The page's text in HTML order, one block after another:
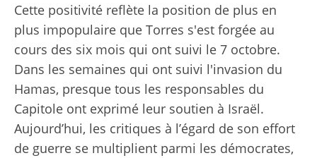
Cette positivité reflète la position de plus en
plus impopulaire que Torres s'est forgée au
cours des six mois qui ont suivi le 7 octobre.
Dans les semaines qui ont suivi l'invasion du
Hamas, presque tous les responsables du
Capitole ont exprimé leur soutien à Israël.
Aujourd’hui, les critiques à l’égard de son effort
de guerre se multiplient parmi les démocrates,